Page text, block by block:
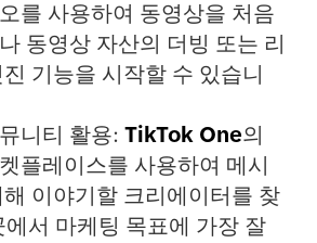
를 사용하여 동영상을 처음
동영상 자산의 더빙 또는 리
기능을 시작할 수 있습니
니티 활용: TikTok One의
플레이스를 사용하여 메시
이야기할 크리에이터를 찾
서 마케팅 목표에 가장 잘